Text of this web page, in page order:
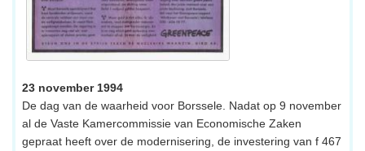
23 november 1994
De dag van de waarheid voor Borssele. Nadat op 9 november
al de Vaste Kamercommissie van Economische Zaken
gepraat heeft over de modernisering, de investering van f 467